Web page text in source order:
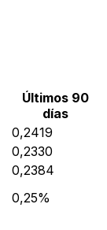
Últimos 90
días
0,2419
0,2330
0,2384
0,25%